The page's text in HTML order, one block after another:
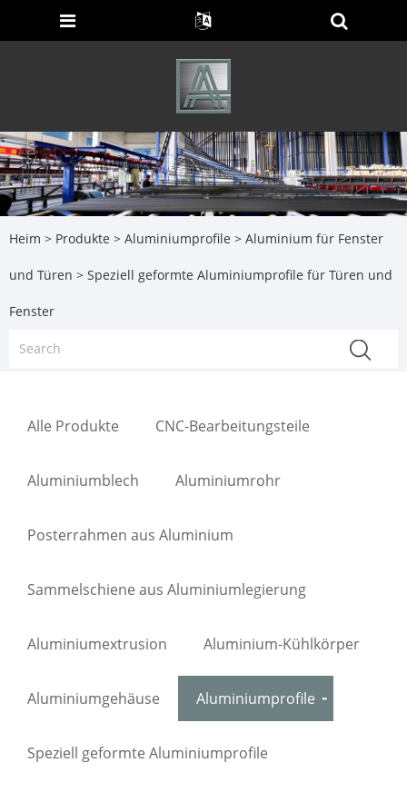
Heim > Produkte > Aluminiumprofile > Aluminium für Fenster
und Türen > Speziell geformte Aluminiumprofile für Türen und
Fenster
Alle Produkte CNC-Bearbeitungsteile
Aluminiumblech Aluminiumrohr
Posterrahmen aus Aluminium
Sammelschiene aus Aluminiumlegierung
Aluminiumextrusion Aluminium-Kühlkörper
Aluminiumgehäuse Aluminiumprofile
Speziell geformte Aluminiumprofile